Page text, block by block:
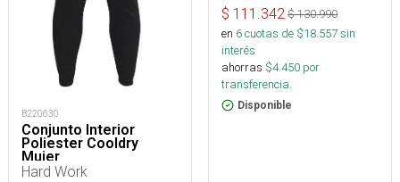
B220630
Conjunto Interior
Poliester Cooldry
Mujer
Hard Work
$ 111.342 $130.990
en 6cuotas de $18.557sin
interés
ahorras $4.450 por
transferencia.
Disponible